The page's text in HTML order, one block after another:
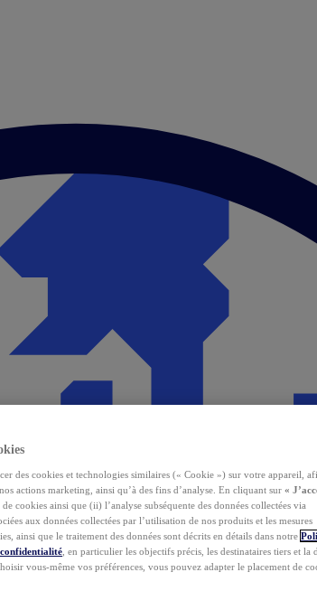
des cookies et technologies similaires (« Cookie ») sur votre appareil,
actions marketing, ainsi qu’à des fins d’analyse. En cliquant sur «
cookies ainsi que (ii) l’analyse subséquente des données collectées via
aux données collectées par l’utilisation de nos produits et les mesures
ainsi que le traitement des données sont décrits en détails dans notre
, en particulier les objectifs précis, les destinataires tiers et la
vous-même vos préférences, vous pouvez adapter le placement de